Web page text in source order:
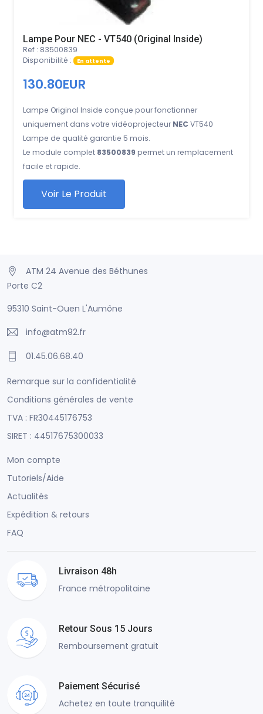
Lampe Pour NEC - VT540 (Original Inside)
Ref : 83500839
Disponibilité :
En attente
130.80EUR
Lampe Original Inside conçue pour fonctionner
uniquement dans votre vidéoprojecteur NECVT540
Lampe de qualité garantie 5 mois.
Le module complet 83500839 permet un remplacement
facile et rapide.
Voir Le Produit
ATM 24 Avenue des Béthunes
Porte C2
95310 Saint-Ouen L'Aumône
info@atm92.fr
01.45.06.68.40
Remarque sur la confidentialité
Conditions générales de vente
TVA : FR30445176753
SIRET : 44517675300033
Mon compte
Tutoriels/Aide
Actualités
Expédition & retours
FAQ
Livraison 48h
France métropolitaine
Retour Sous 15 Jours
Remboursement gratuit
Paiement Sécurisé
Achetez en toute tranquilité